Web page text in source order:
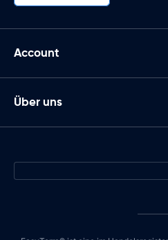
Account
Über uns